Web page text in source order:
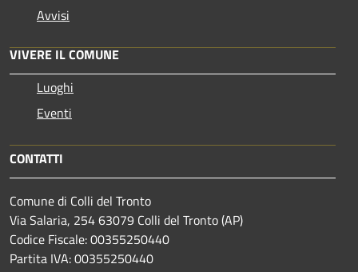
Avvisi
VIVERE IL COMUNE
Luoghi
Eventi
CONTATTI
Comune di Colli del Tronto
Via Salaria, 254 63079 Colli del Tronto (AP)
Codice Fiscale: 00355250440
Partita IVA: 00355250440